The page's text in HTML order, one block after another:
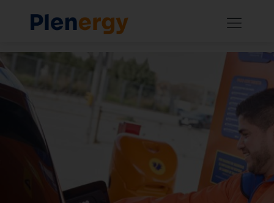
A Plenergy estreia 17 novas gasolineiras no
mês de junho